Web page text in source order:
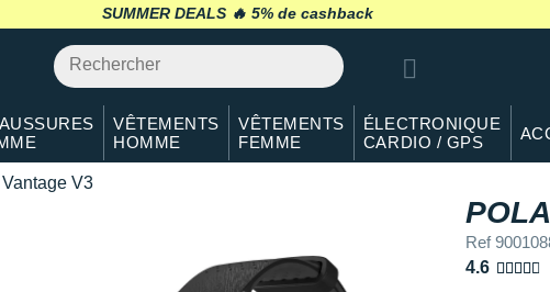
SUMMER DEALS 🔥 retour 30 jours*
VÊTEMENTS
HOMME
VÊTEMENTS
FEMME
ÉLECTRONIQUE
CARDIO / GPS
Vantage V3
Ref
4.6